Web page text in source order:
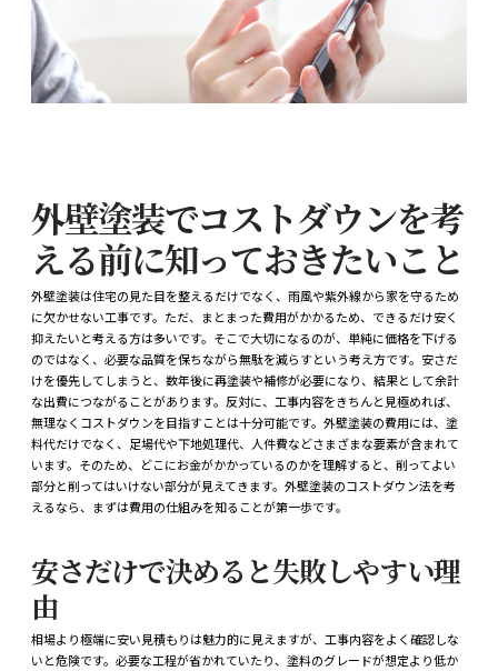
外壁塗装でコストダウンを考
える前に知っておきたいこと
外壁塗装は住宅の見た目を整えるだけでなく、雨風や紫外線から家を守るため
に欠かせない工事です。ただ、まとまった費用がかかるため、できるだけ安く
抑えたいと考える方は多いです。そこで大切になるのが、単純に価格を下げる
のではなく、必要な品質を保ちながら無駄を減らすという考え方です。安さだ
けを優先してしまうと、数年後に再塗装や補修が必要になり、結果として余計
な出費につながることがあります。反対に、工事内容をきちんと見極めれば、
無理なくコストダウンを目指すことは十分可能です。外壁塗装の費用には、塗
料代だけでなく、足場代や下地処理代、人件費などさまざまな要素が含まれて
います。そのため、どこにお金がかかっているのかを理解すると、削ってよい
部分と削ってはいけない部分が見えてきます。外壁塗装のコストダウン法を考
えるなら、まずは費用の仕組みを知ることが第一歩です。
安さだけで決めると失敗しやすい理
由
相場より極端に安い見積もりは魅力的に見えますが、工事内容をよく確認しな
いと危険です。必要な工程が省かれていたり、塗料のグレードが想定より低か